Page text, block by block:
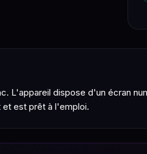
L'appareil dispose d'un écran
est prêt à l'emploi.